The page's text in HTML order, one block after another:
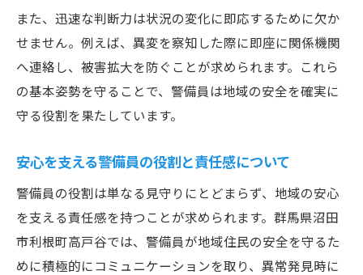
警備の視点を取り入れた安全な暮らし方
防犯意識向上へ警備員が果たす役割
防犯意識を高める警備員の役割と方法
警備員が地域に与える安全教育の影響
警備活動が住民の防犯意識を変える理由
防犯意識向上のための警備員の工夫事例
警備経験が生み出す信頼と地域の絆
警備員の経験が信頼関係を築く秘訣とは
警備の積み重ねが地域の絆を深める理由
また、迅速な判断力は状況の変化に即応するために欠か
せません。例えば、異変を察知した際に即座に関係機関
へ連絡し、被害拡大を防ぐことが求められます。これら
の基本姿勢を守ることで、警備員は地域の安全を確実に
守る役割を果たしています。
安心を支える警備員の役割と責任感について
警備員の役割は単なる見守りにとどまらず、地域の安心
を支える責任感を持つことが求められます。群馬県沼田
市利根町高戸谷では、警備員が地域住民の安全を守るた
めに積極的にコミュニケーションを取り、異常発見時に